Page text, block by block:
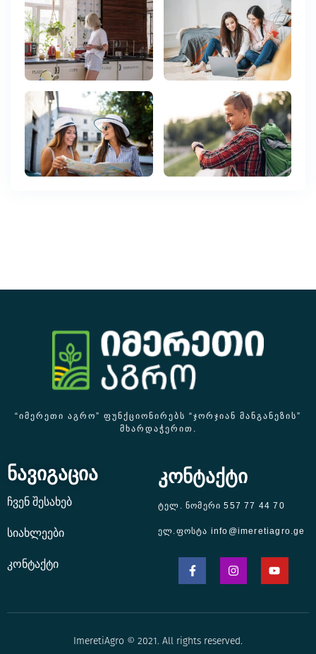
“ᲘᲛᲔᲠᲔᲗᲘ ᲐᲒᲠᲝ” ᲤᲣᲜᲥᲪᲘᲝᲜᲘᲠᲔᲑᲡ “ᲯᲝᲠᲯᲘᲐᲜ ᲛᲐᲜᲒᲐᲜᲔᲖᲘᲡ”
ᲛᲮᲐᲠᲓᲐᲭᲔᲠᲘᲗ.
ნავიგაცია
ჩვენ შესახებ
სიახლეები
კონტაქტი
კონტაქტი
ტელ. ნომერი 557 77 44 70
ელ.ფოსტა info@imeretiagro.ge
ImeretiAgro © 2021. All rights reserved.